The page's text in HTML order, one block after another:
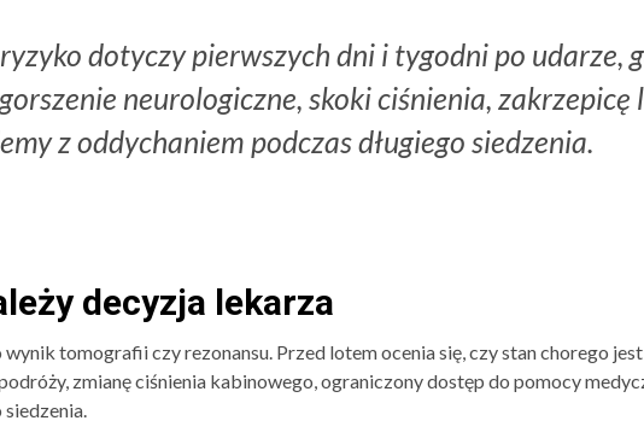
dotyczy pierwszych dni i tygodni po udarze,
neurologiczne, skoki ciśnienia, zakrzepicę
z oddychaniem podczas długiego siedzenia.
decyzja lekarza
wynik tomografii czy rezonansu. Przed lotem ocenia się, czy stan chorego
zmianę ciśnienia kabinowego, ograniczony dostęp do pomocy
siedzenia.